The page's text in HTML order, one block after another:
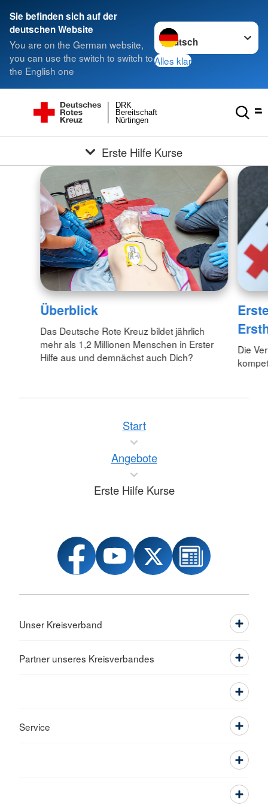
Sie befinden sich auf der
deutschen Website
You are on the German website,
you can use the switch to switch to
the English one
Sprache wechseln zu
Alles klar
Nürtingen
Bereitschaft
DRK
Erste Hilfe Kurse
Überblick
Das Deutsche Rote Kreuz bildet jährlich
mehr als 1,2 Millionen Menschen in Erster
Hilfe aus und demnächst auch Dich?
Die
Start
Angebote
Erste Hilfe Kurse
Unser Kreisverband
Partner unseres Kreisverbandes
Service